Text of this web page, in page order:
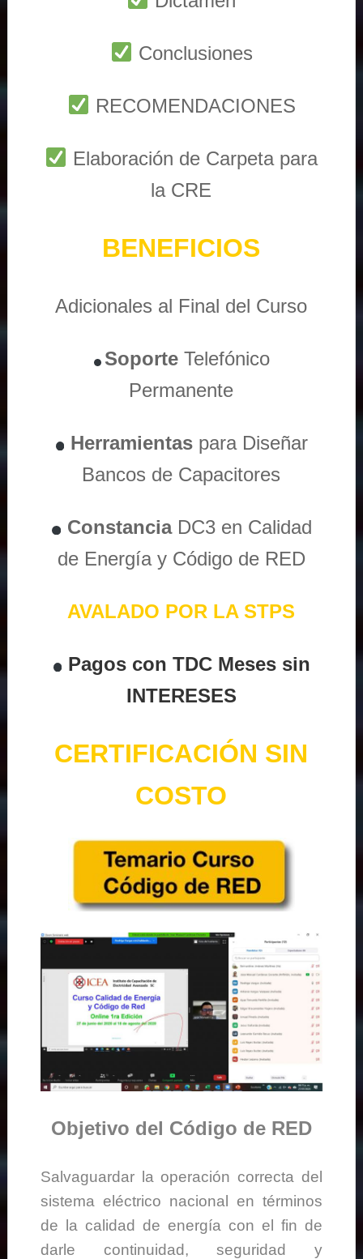
Conclusiones
RECOMENDACIONES
Elaboración de Carpeta para
la CRE
BENEFICIOS
Adicionales al Final del Curso
Soporte Telefónico
Permanente
Herramientas para Diseñar
Bancos de Capacitores
ConstanciaDC3 en Calidad
de Energía y Código de RED
AVALADO POR LA STPS
Pagos con TDC Meses sin
INTERESES
CERTIFICACIÓN SIN
COSTO
Objetivo del Código de RED
Salvaguardar la operación correcta del
sistema eléctrico nacional en términos
de la calidad de energía con el fin de
darle continuidad, seguridad y